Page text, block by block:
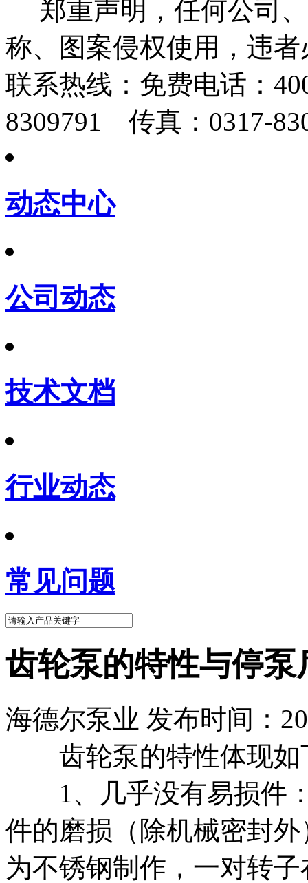
郑重声明，任何公司
称、图案侵权使用，违
联系热线： 免费电话：
8309791 传真：0317-
动态中心
公司动态
技术文档
行业动态
常见问题
齿轮泵的特性与停泵
海德尔泵业 发布时间：
齿轮泵的特性体现如
1、几乎没有易损件：
件的磨损（除机械密封
为不锈钢制作，一对转